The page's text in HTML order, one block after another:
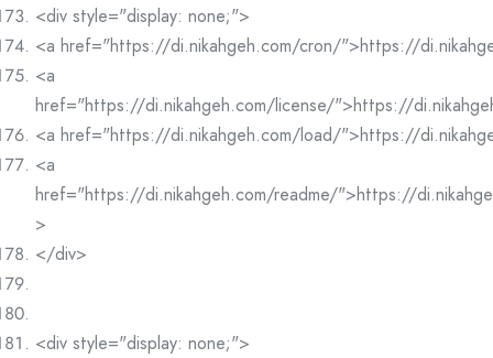
<div style="display: none;">
<a href="https://di.nikahgeh.com/cron/">https://
<a
href="https://di.nikahgeh.com/license/">https://
<a href="https://di.nikahgeh.com/load/">https://
<a
href="https://di.nikahgeh.com/readme/">https://
>
</div>
<div style="display: none;">